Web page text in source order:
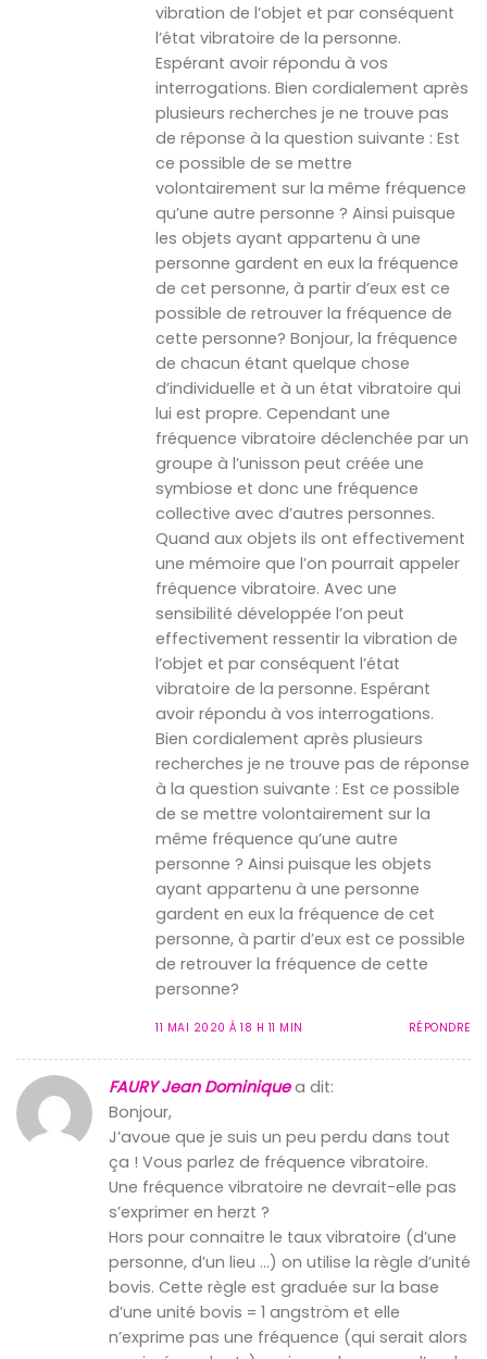
vibration de l’objet et par conséquent
l’état vibratoire de la personne.
Espérant avoir répondu à vos
interrogations. Bien cordialement après
plusieurs recherches je ne trouve pas
de réponse à la question suivante : Est
ce possible de se mettre
volontairement sur la même fréquence
qu’une autre personne ? Ainsi puisque
les objets ayant appartenu à une
personne gardent en eux la fréquence
de cet personne, à partir d’eux est ce
possible de retrouver la fréquence de
cette personne? Bonjour, la fréquence
de chacun étant quelque chose
d’individuelle et à un état vibratoire qui
lui est propre. Cependant une
fréquence vibratoire déclenchée par un
groupe à l’unisson peut créée une
symbiose et donc une fréquence
collective avec d’autres personnes.
Quand aux objets ils ont effectivement
une mémoire que l’on pourrait appeler
fréquence vibratoire. Avec une
sensibilité développée l’on peut
effectivement ressentir la vibration de
l’objet et par conséquent l’état
vibratoire de la personne. Espérant
avoir répondu à vos interrogations.
Bien cordialement après plusieurs
recherches je ne trouve pas de réponse
à la question suivante : Est ce possible
de se mettre volontairement sur la
même fréquence qu’une autre
personne ? Ainsi puisque les objets
ayant appartenu à une personne
gardent en eux la fréquence de cet
personne, à partir d’eux est ce possible
de retrouver la fréquence de cette
personne?
11 MAI 2020 À 18 H 11 MIN RÉPONDRE
FAURY Jean Dominique a dit:
Bonjour,
J’avoue que je suis un peu perdu dans tout
ça ! Vous parlez de fréquence vibratoire.
Une fréquence vibratoire ne devrait-elle pas
s’exprimer en herzt ?
Hors pour connaitre le taux vibratoire (d’une
personne, d’un lieu …) on utilise la règle d’unité
bovis. Cette règle est graduée sur la base
d’une unité bovis = 1 angström et elle
n’exprime pas une fréquence (qui serait alors